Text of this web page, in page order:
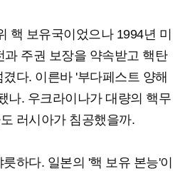
핵 보유국이었으나 1994년 미
과 주권 보장을 약속받고 핵탄
다. 이른바 '부다페스트 양해
나. 우크라이나가 대량의 핵무
러시아가 침공했을까.
하다. 일본의 '핵 보유 본능'이